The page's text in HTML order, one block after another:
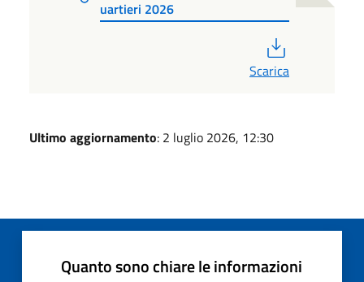
uartieri 2026
Scarica
Ultimo aggiornamento: 2 luglio 2026, 12:30
Quanto sono chiare le informazioni